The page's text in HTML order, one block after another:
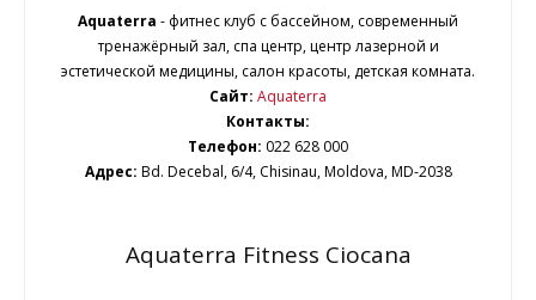
Aquaterrа - фитнес клуб с бассейном, современный
тренажёрный зал, спа центр, центр лазерной и
эстетической медицины, салон красоты, детская комната.
Сайт: Aquaterra
Контакты:
Телефон: 022 628 000
Адрес: Bd. Decebal, 6/4, Chisinau, Moldova, MD-2038
Aquaterra Fitness Ciocana